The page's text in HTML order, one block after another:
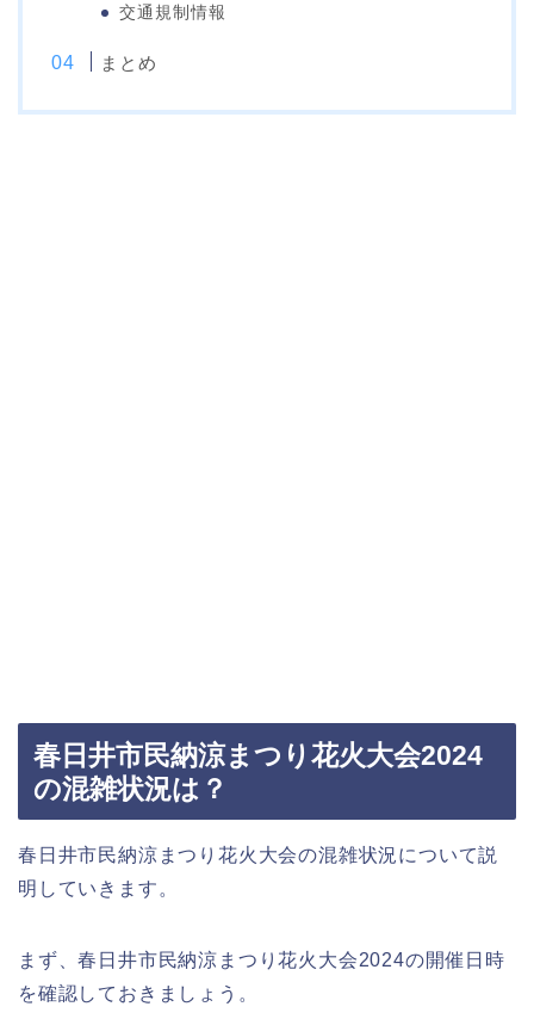
交通規制情報
まとめ
春日井市民納涼まつり花火大会2024
の混雑状況は？
春日井市民納涼まつり花火大会の混雑状況について説
明していきます。
まず、春日井市民納涼まつり花火大会2024の開催日時
を確認しておきましょう。